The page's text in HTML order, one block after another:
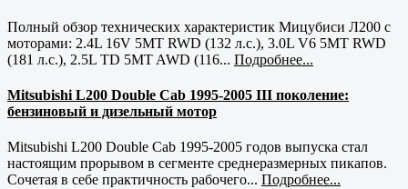
Полный обзор технических характеристик Мицубиси Л200 с
моторами: 2.4L 16V 5MT RWD (132 л.с.), 3.0L V6 5MT RWD
(181 л.с.), 2.5L TD 5MT AWD (116... Подробнее...
Mitsubishi L200 Double Cab 1995-2005 III поколение:
бензиновый и дизельный мотор
Mitsubishi L200 Double Cab 1995-2005 годов выпуска стал
настоящим прорывом в сегменте среднеразмерных пикапов.
Сочетая в себе практичность рабочего... Подробнее...